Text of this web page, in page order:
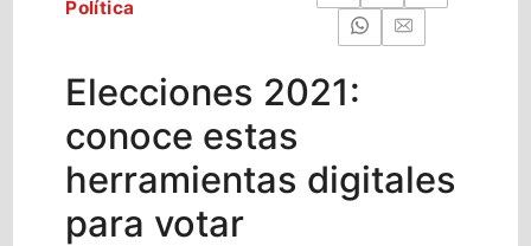
Política
Elecciones 2021:
conoce estas
herramientas digitales
para votar